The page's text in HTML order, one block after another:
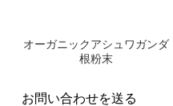
オーガニックアシュワガンダ
根粉末
お問い合わせを送る